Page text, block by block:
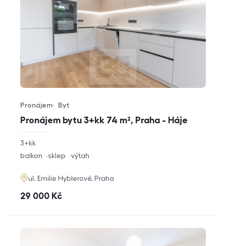
Pronájem bytu 3+kk 74 m², Praha - Háje
Typ nabídky
Pronájem
Typ nemovitosti
Byt
rozměry
3+kk
funkce
balkon sklep výtah
adresa
ul. Emilie Hyblerové, Praha
cena
29 000 Kč